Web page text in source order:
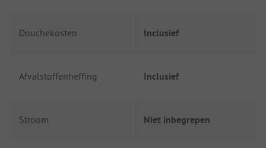
Douchekosten Inclusief
Afvalstoffenheffing Inclusief
Stroom Niet inbegrepen